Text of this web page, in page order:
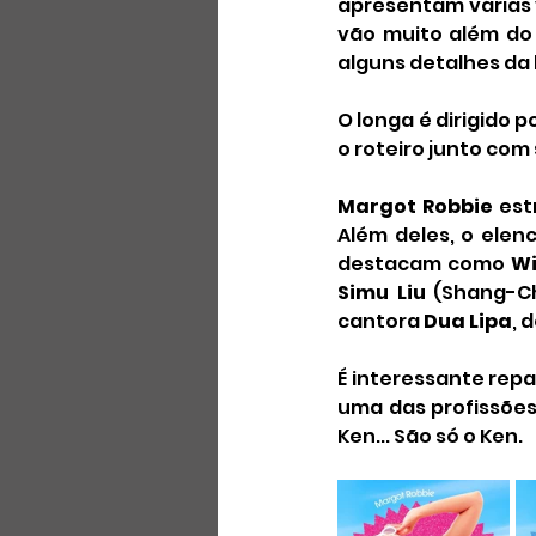
vão muito além
alguns detalhes da
O longa é dirigido
o roteiro junto
Margot Robbie
Além deles, o
destacam como
Simu Liu (Shang-
cantora Dua Lipa,
É interessante
uma das
Ken... São só o Ken.